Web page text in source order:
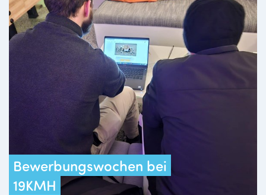
Bewerbungswochen bei
19KMH